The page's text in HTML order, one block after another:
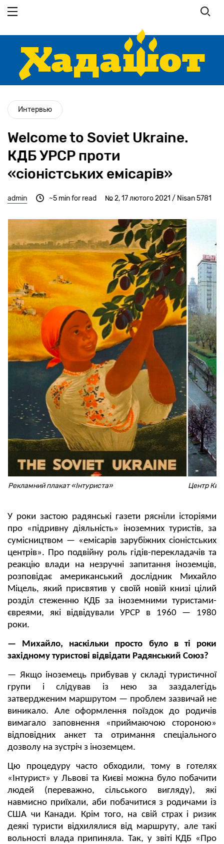
основного
Интервью
Welcome to Soviet Ukraine.
КДБ УРСР проти
«сіоністських емісарів»
admin № 2, 17 лютого 2021 / Nisan 5781
~5 min for read
Рекламний плакат «Інтуриста» Центр
У роки застою радянські газети рясніли історіями
про «підривну діяльність» іноземних туристів, за
сумісництвом — «емісарів зарубіжних сіоністських
центрів». Про подвійну роль гідів-перекладачів та
реакцію влади на незручні запитання іноземців,
розповідає американський дослідник Михайло
Міцель, який присвятив у своїй новій книзі цілий
розділ стеженню КДБ за іноземними туристами-
євреями, які відвідували УРСР в 1960 — 1980
роки.
— Михайло, наскільки просто було в ті роки
західному туристові відвідати Радянський Союз?
— Якщо іноземець прибував у складі туристичної
групи і слідував із нею за заздалегідь
затвердженим маршрутом — проблем зазвичай не
виникало. Але оформлення поїздок до родичів
вимагало заповнення «приймаючою стороною»
відповідних анкет та отримання спеціального
дозволу на зустріч з іноземцем.
Цю процедуру часто обходили, тому в готелях
«Інтурист» у Львові та Києві можна було побачити
людей (переважно, сільського вигляду), які
навмисно приїхали, аби побачитися з родичами із
США чи Канади. Крім того, на свій страх і ризик
деякі туристи відхилялися від маршруту, але такі
вольності влада припиняла. Так, у звіті КДБ «Про